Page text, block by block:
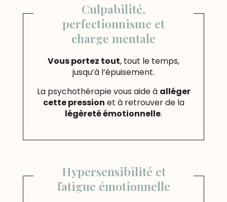
Culpabilité,
perfectionnisme et
charge mentale
Vous portez tout, tout le temps,
jusqu’à l’épuisement.
La psychothérapie vous aide à alléger
cette pression et à retrouver de la
légèreté émotionnelle.
Hypersensibilité et
fatigue émotionnelle